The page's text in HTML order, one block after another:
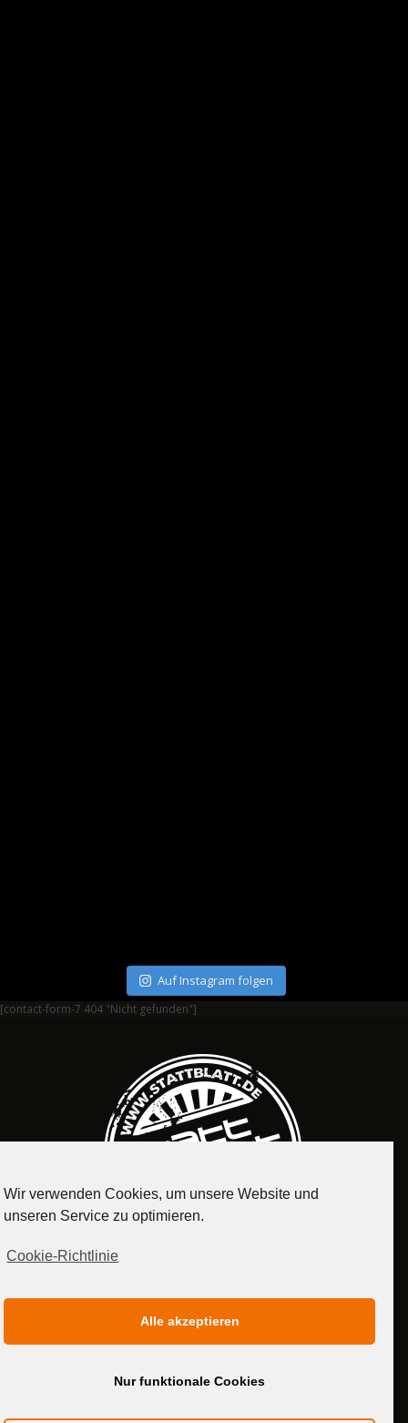
Auf Instagram folgen
[contact-form-7 404 "Nicht gefunden"]
MEDIADATEN
Wir verwenden Cookies, um unsere Website und
unseren Service zu optimieren.
Cookie-Richtlinie
Alle akzeptieren
Nur funktionale Cookies